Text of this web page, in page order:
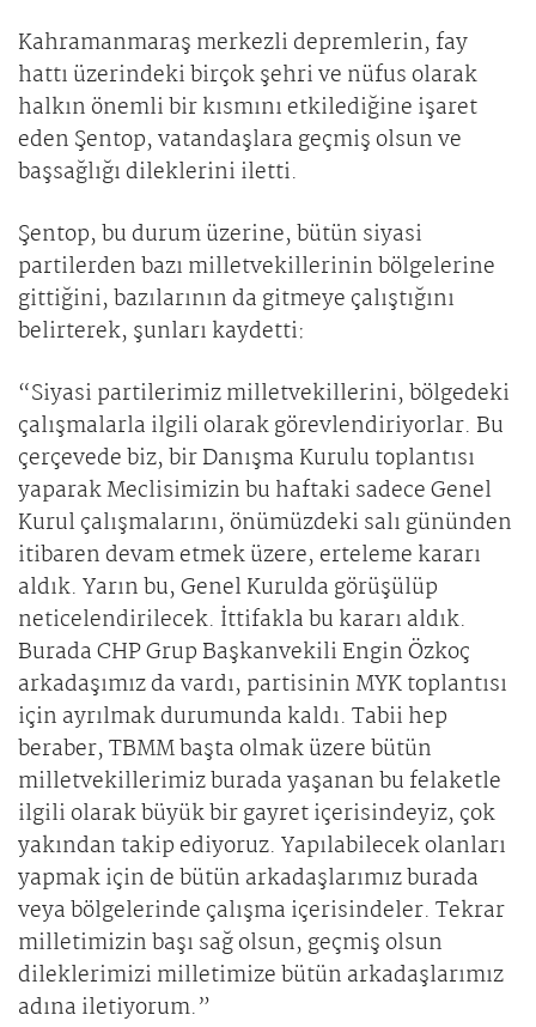
Kahramanmaraş merkezli depremlerin, fay
hattı üzerindeki birçok şehri ve nüfus olarak
halkın önemli bir kısmını etkilediğine işaret
eden Şentop, vatandaşlara geçmiş olsun ve
başsağlığı dileklerini iletti.
Şentop, bu durum üzerine, bütün siyasi
partilerden bazı milletvekillerinin bölgelerine
gittiğini, bazılarının da gitmeye çalıştığını
belirterek, şunları kaydetti:
“Siyasi partilerimiz milletvekillerini, bölgedeki
çalışmalarla ilgili olarak görevlendiriyorlar. Bu
çerçevede biz, bir Danışma Kurulu toplantısı
yaparak Meclisimizin bu haftaki sadece Genel
Kurul çalışmalarını, önümüzdeki salı gününden
itibaren devam etmek üzere, erteleme kararı
aldık. Yarın bu, Genel Kurulda görüşülüp
neticelendirilecek. İttifakla bu kararı aldık.
Burada CHP Grup Başkanvekili Engin Özkoç
arkadaşımız da vardı, partisinin MYK toplantısı
için ayrılmak durumunda kaldı. Tabii hep
beraber, TBMM başta olmak üzere bütün
milletvekillerimiz burada yaşanan bu felaketle
ilgili olarak büyük bir gayret içerisindeyiz, çok
yakından takip ediyoruz. Yapılabilecek olanları
yapmak için de bütün arkadaşlarımız burada
veya bölgelerinde çalışma içerisindeler. Tekrar
milletimizin başı sağ olsun, geçmiş olsun
dileklerimizi milletimize bütün arkadaşlarımız
adına iletiyorum.”